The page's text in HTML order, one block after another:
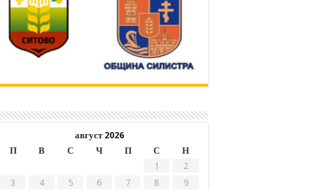
август 2026
П
В С Ч П С
Н
1
2
3
4 5 6 7 8
9